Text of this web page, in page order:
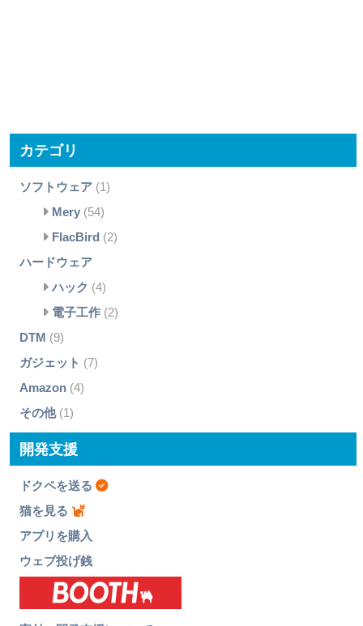
カテゴリ
ソフトウェア(1)
Mery(54)
FlacBird (2)
ハードウェア
ハック (4)
電子工作(2)
DTM (9)
ガジェット (7)
Amazon(4)
その他(1)
開発支援
ドクペを送る
猫を見る
アプリを購入
ウェブ投げ銭